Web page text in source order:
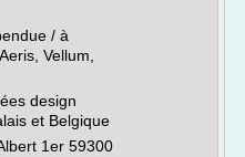
/ à
Vellum,
design
et Belgique
1er 59300